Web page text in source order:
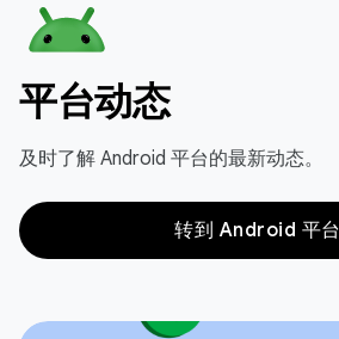
平台动态
及时了解 Android 平台的最新动态。
转到 Android 平台